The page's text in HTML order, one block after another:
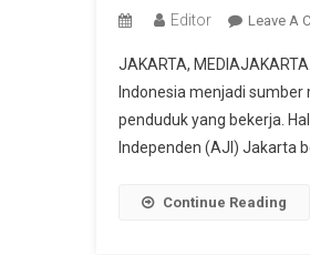
Editor Leave A
JAKARTA,
Indonesia menjadi
penduduk yang bekerja.
Independen (AJI) Jakarta
Continue Reading